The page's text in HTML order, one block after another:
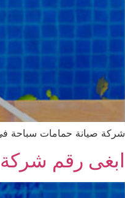
شركة صيانة حمامات سباحة
ابغى رقم